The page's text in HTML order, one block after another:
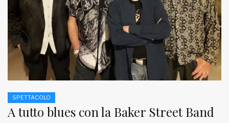
SPETTACOLO
A tutto blues con la Baker Street Band